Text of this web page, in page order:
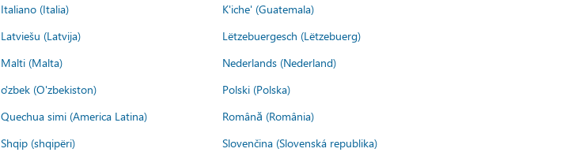
Italiano (Italia)
K'iche' (Guatemala)
Latviešu (Latvija)
Lëtzebuergesch (Lëtzebuerg)
Malti (Malta)
Nederlands (Nederland)
o'zbek (O'zbekiston)
Polski (Polska)
Quechua simi (America Latina)
Română (România)
Shqip (shqipëri)
Slovenčina (Slovenská republika)